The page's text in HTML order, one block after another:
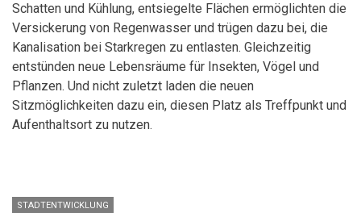
Schatten und Kühlung, entsiegelte Flächen ermöglichten die
Versickerung von Regenwasser und trügen dazu bei, die
Kanalisation bei Starkregen zu entlasten. Gleichzeitig
entstünden neue Lebensräume für Insekten, Vögel und
Pflanzen. Und nicht zuletzt laden die neuen
Sitzmöglichkeiten dazu ein, diesen Platz als Treffpunkt und
Aufenthaltsort zu nutzen.
STADTENTWICKLUNG